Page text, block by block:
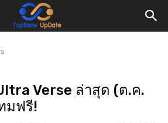
Verse ล่าสุด (ต.ค.
มฟรี!